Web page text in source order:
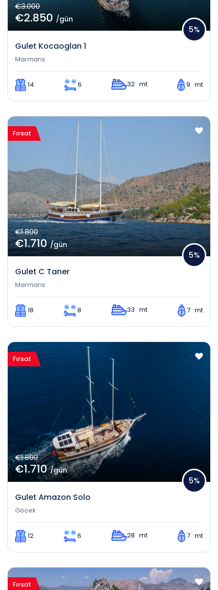
€3.000
€2.850 /gün
Gulet Kocaoglan 1
5%
Marmaris
14 6 32 mt 9 mt
Fırsat
€1.800
€1.710/gün
Gulet C Taner
5%
Marmaris
18 8 33 mt 7 mt
Fırsat
€1.800
€1.710/gün
Gulet Amazon Solo
5%
Göcek
12 6 28 mt 7 mt
Fırsat